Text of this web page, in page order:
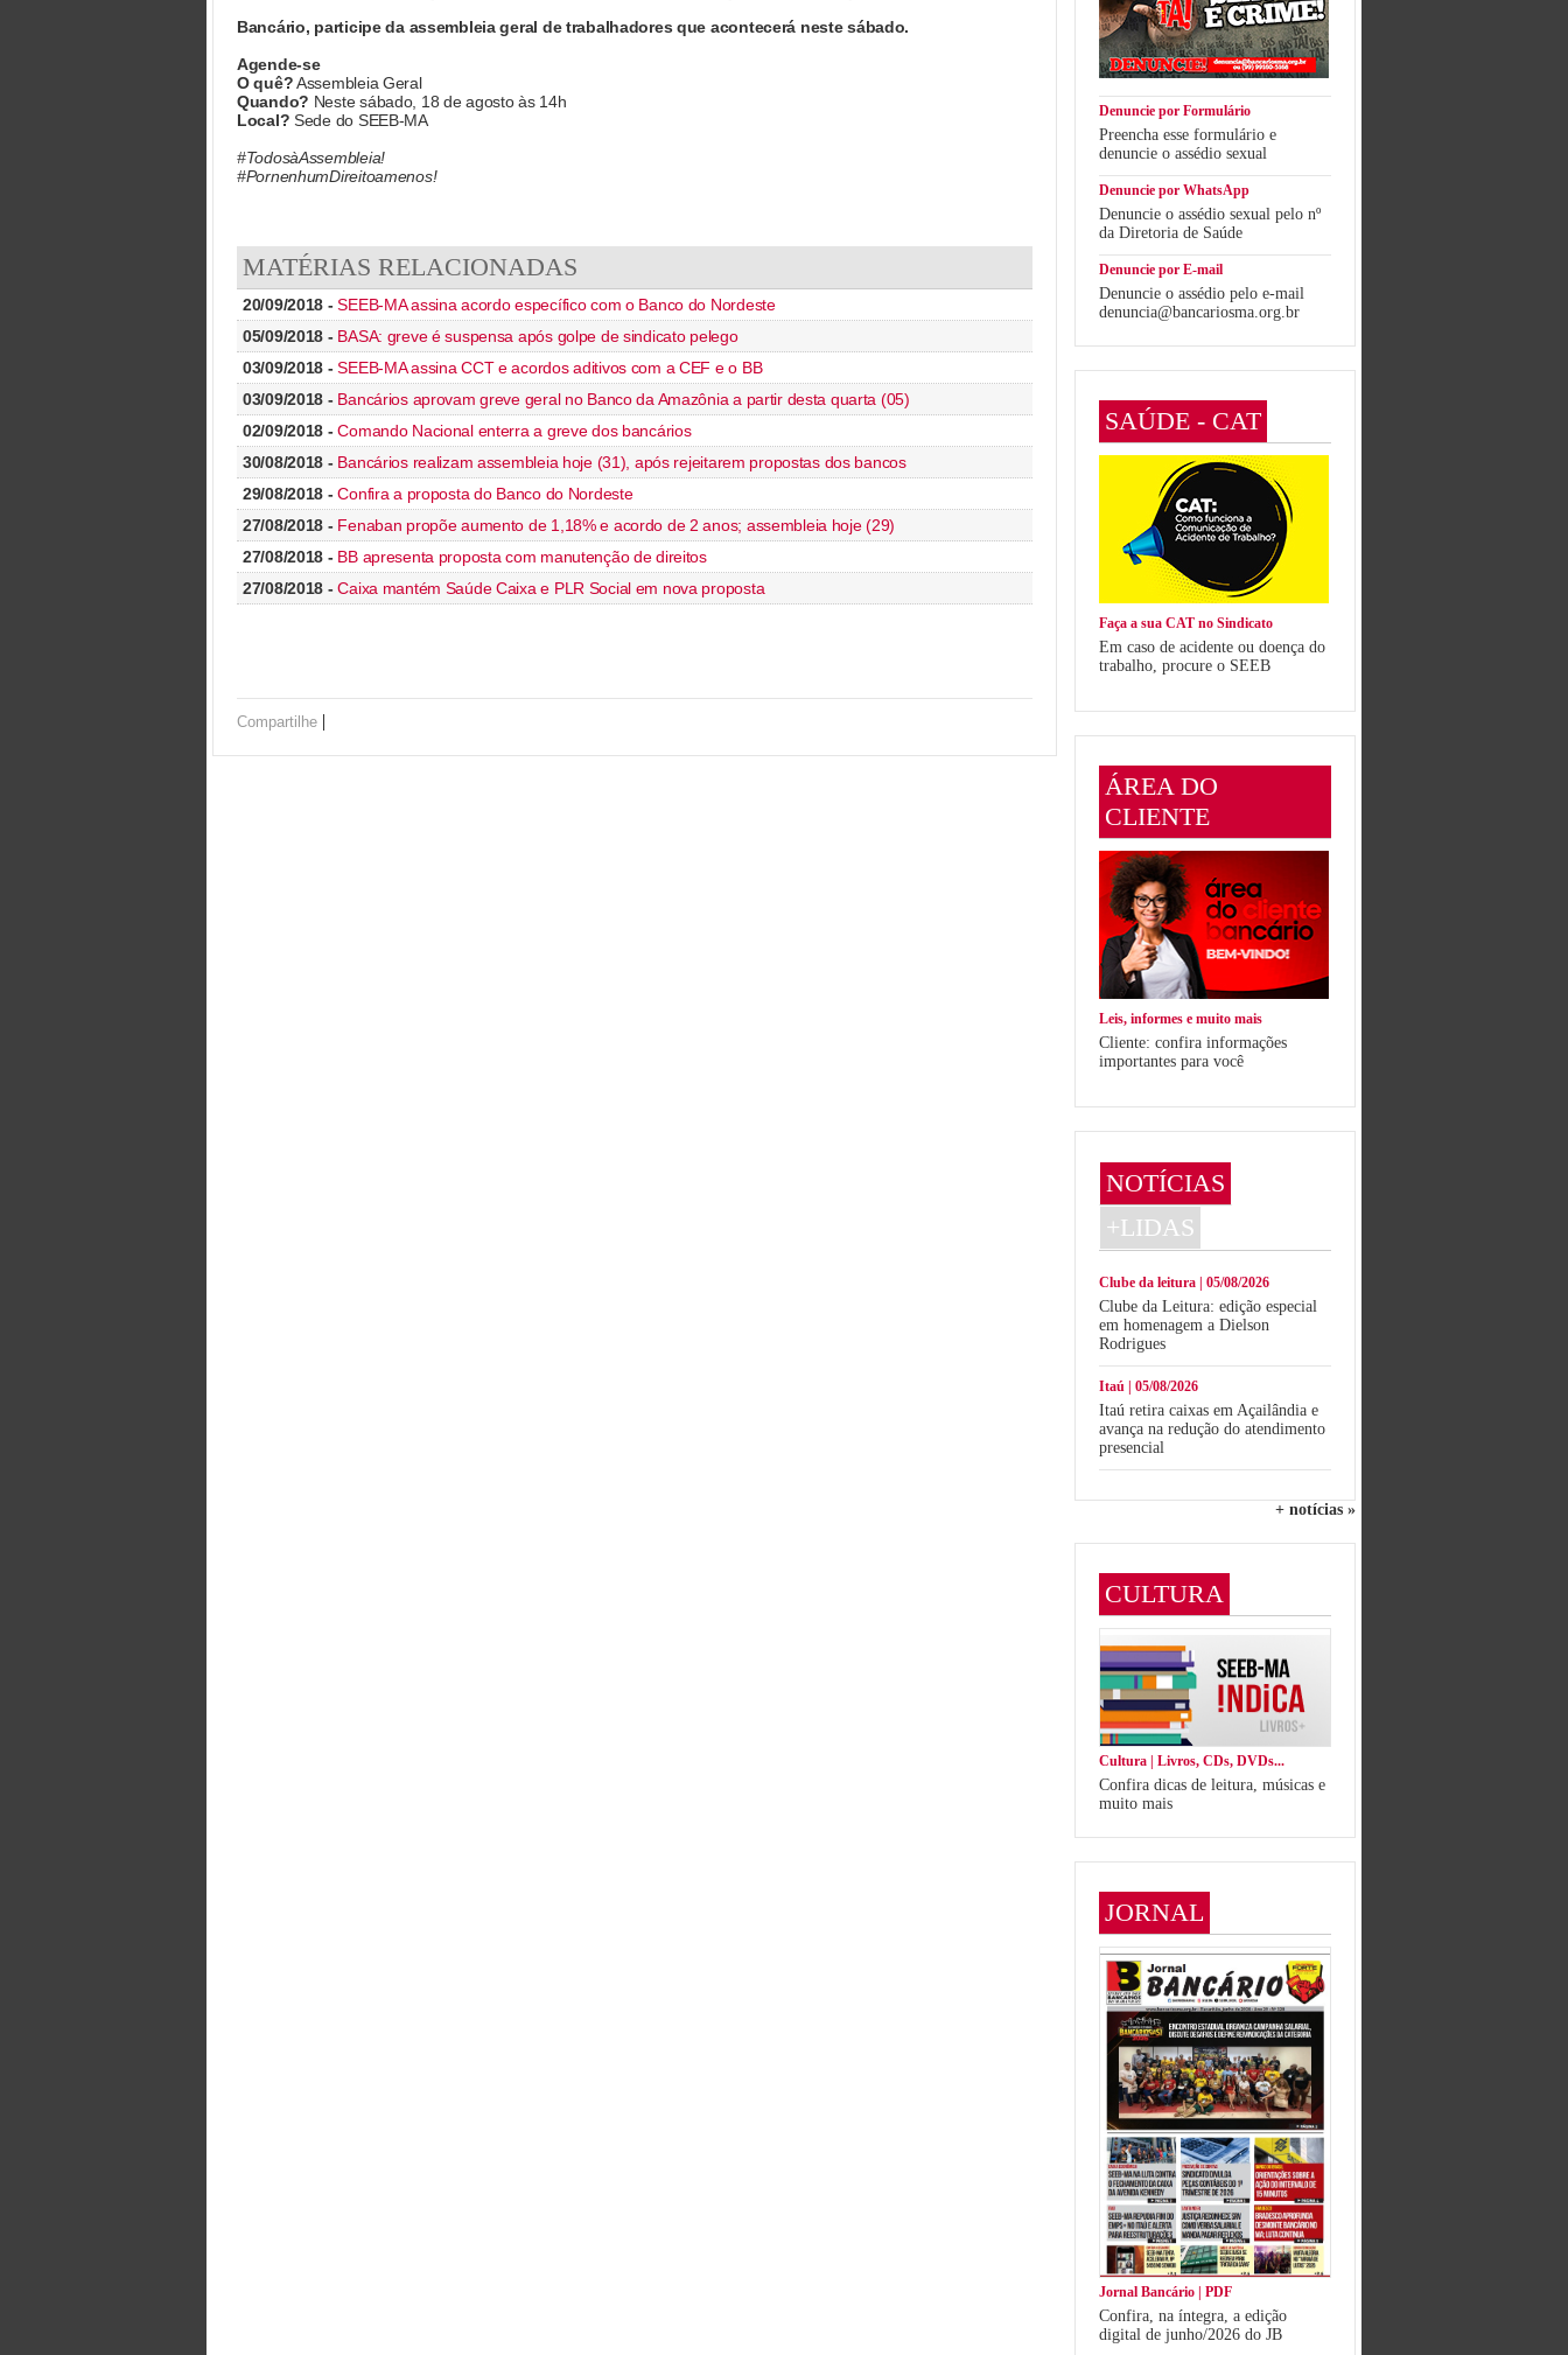
Bancário, participe da assembleia geral de trabalhadores que acontecerá neste sábado.
Agende-se
O quê?Assembleia Geral
Quando? Neste sábado, 18 de agosto às 14h
Local?Sede do SEEB-MA
#TodosàAssembleia!
#PornenhumDireitoamenos!
MATÉRIAS RELACIONADAS
20/09/2018 -SEEB-MA assina acordo específico com o Banco do Nordeste
05/09/2018 - BASA: greve é suspensa após golpe de sindicato pelego
03/09/2018 -SEEB-MA assina CCT e acordos aditivos com a CEF e o BB
03/09/2018 - Bancários aprovam greve geral no Banco da Amazônia a partir desta quarta (05)
02/09/2018 -Comando Nacional enterra a greve dos bancários
30/08/2018 - Bancários realizam assembleia hoje (31), após rejeitarem propostas dos bancos
29/08/2018 -Confira a proposta do Banco do Nordeste
27/08/2018 - Fenaban propõe aumento de 1,18% e acordo de 2 anos; assembleia hoje (29)
27/08/2018 - BB apresenta proposta com manutenção de direitos
27/08/2018 -Caixa mantém Saúde Caixa e PLR Social em nova proposta
Compartilhe |
Denuncie por Formulário
Preencha esse formulário e
denuncie o assédio sexual
Denuncie por WhatsApp
Denuncie o assédio sexual pelo nº
da Diretoria de Saúde
Denuncie por E-mail
Denuncie o assédio pelo e-mail
denuncia@bancariosma.org.br
SAÚDE - CAT
Faça a sua CAT no Sindicato
Em caso de acidente ou doença do
trabalho, procure o SEEB
ÁREA DO
CLIENTE
Leis, informes e muito mais
Cliente: confira informações
importantes para você
NOTÍCIAS
+LIDAS
Clube da leitura | 05/08/2026
Clube da Leitura: edição especial
em homenagem a Dielson
Rodrigues
Itaú | 05/08/2026
Itaú retira caixas em Açailândia e
avança na redução do atendimento
presencial
+ notícias »
CULTURA
Cultura | Livros, CDs, DVDs...
Confira dicas de leitura, músicas e
muito mais
JORNAL
Jornal Bancário | PDF
Confira, na íntegra, a edição
digital de junho/2026 do JB